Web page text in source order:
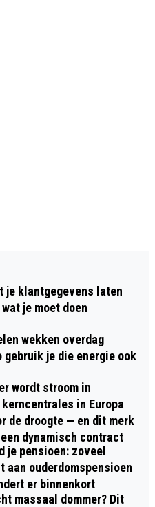
je klantgegevens laten
je moet doen
wekken overdag
gebruik je die energie ook
wordt stroom in
in Europa
de droogte — en dit merk
dynamisch contract
je pensioen: zoveel
aan ouderdomspensioen
er binnenkort
massaal dommer? Dit